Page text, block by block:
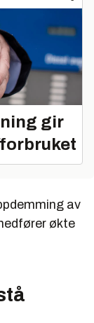
gir
av
økte